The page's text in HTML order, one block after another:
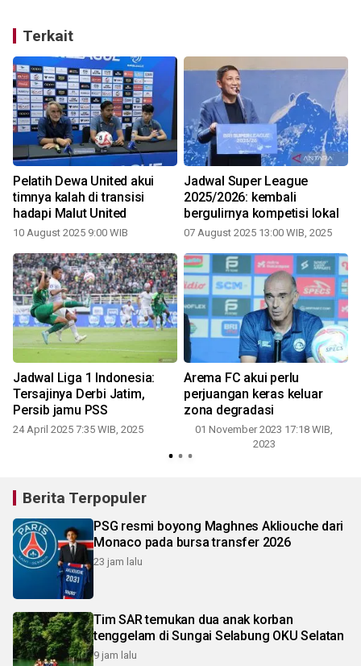
Terkait
Pelatih Dewa United akui
timnya kalah di transisi
hadapi Malut United
10 August 2025 9:00 WIB
Jadwal Super League
2025/2026: kembali
bergulirnya kompetisi lokal
07 August 2025 13:00 WIB, 2025
Jadwal Liga 1 Indonesia:
Tersajinya Derbi Jatim,
Persib jamu PSS
24 April 2025 7:35 WIB, 2025
Arema FC akui perlu
perjuangan keras keluar
zona degradasi
01 November 2023 17:18 WIB,
2023
Berita Terpopuler
PSG resmi boyong Maghnes Akliouche dari
Monaco pada bursa transfer 2026
23 jam lalu
Tim SAR temukan dua anak korban
tenggelam di Sungai Selabung OKU Selatan
9 jam lalu